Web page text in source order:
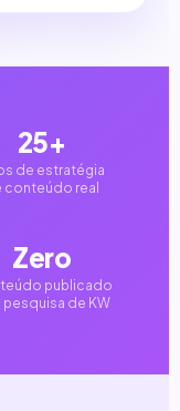
25+
de estratégia
conteúdo real
Zero
publicado
pesquisa de KW